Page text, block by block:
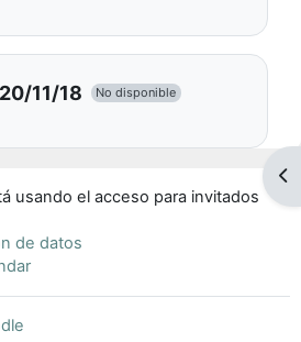
11/18 No disponible
usando el acceso para invitados
de datos